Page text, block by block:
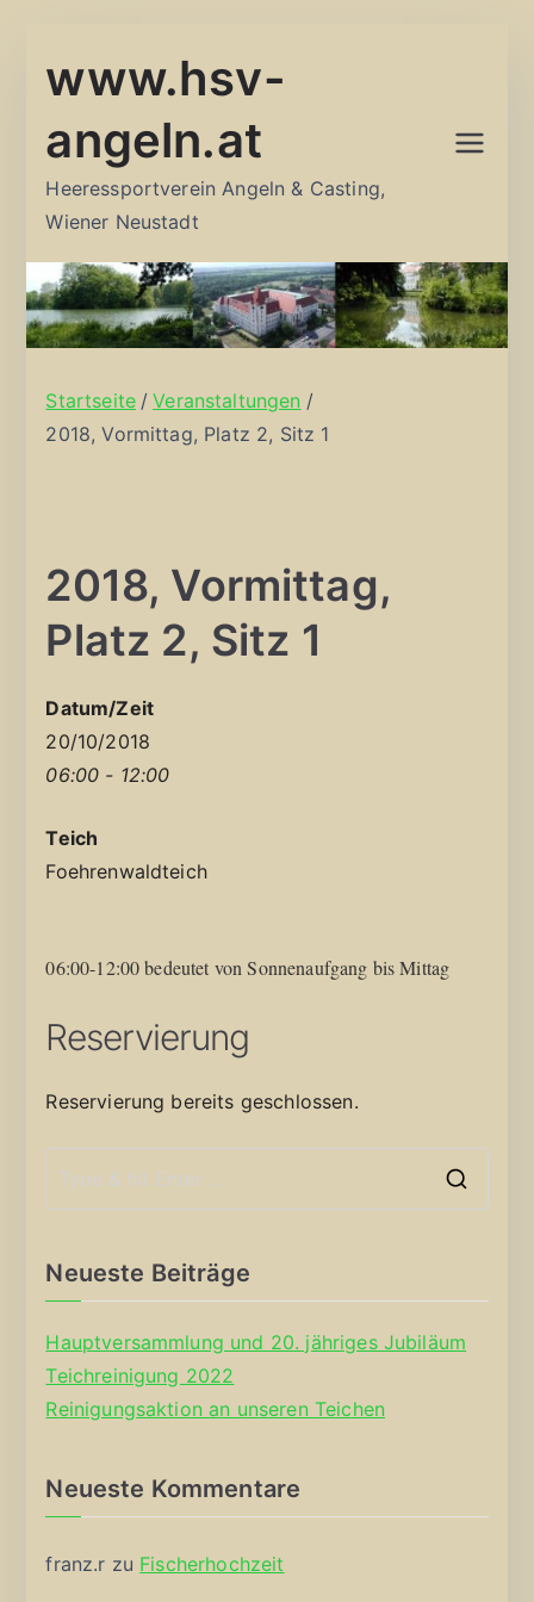
Inhalt
www.hsv-
angeln.at
Heeressportverein Angeln & Casting,
Wiener Neustadt
Startseite
Veranstaltungen
2018, Vormittag, Platz 2, Sitz 1
2018, Vormittag,
Platz 2, Sitz 1
Datum/Zeit
20/10/2018
06:00 - 12:00
Teich
Foehrenwaldteich
06:00-12:00 bedeutet von Sonnenaufgang bis Mittag
Reservierung
Reservierung bereits geschlossen.
Neueste Beiträge
Hauptversammlung und 20. jähriges Jubiläum
Teichreinigung 2022
Reinigungsaktion an unseren Teichen
Neueste Kommentare
franz.r zu Fischerhochzeit